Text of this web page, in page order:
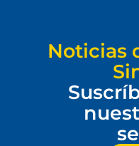
Noticias